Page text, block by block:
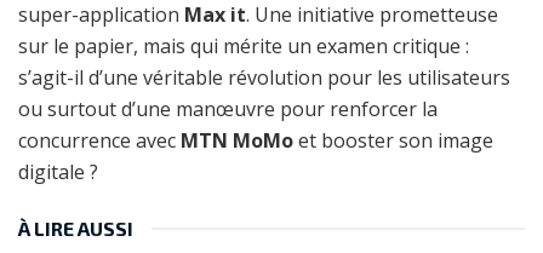
super-application Max it. Une initiative prometteuse
sur le papier, mais qui mérite un examen critique :
s’agit-il d’une véritable révolution pour les utilisateurs
ou surtout d’une manœuvre pour renforcer la
concurrence avec MTN MoMoet booster son image
digitale ?
À LIRE AUSSI